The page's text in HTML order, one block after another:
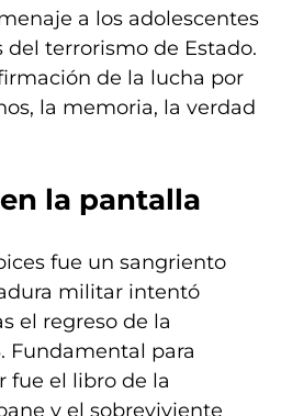
a los adolescentes
terrorismo de Estado.
de la lucha por
la memoria, la verdad
la pantalla
fue un sangriento
militar intentó
el regreso de la
Fundamental para
fue el libro de la
y el sobreviviente